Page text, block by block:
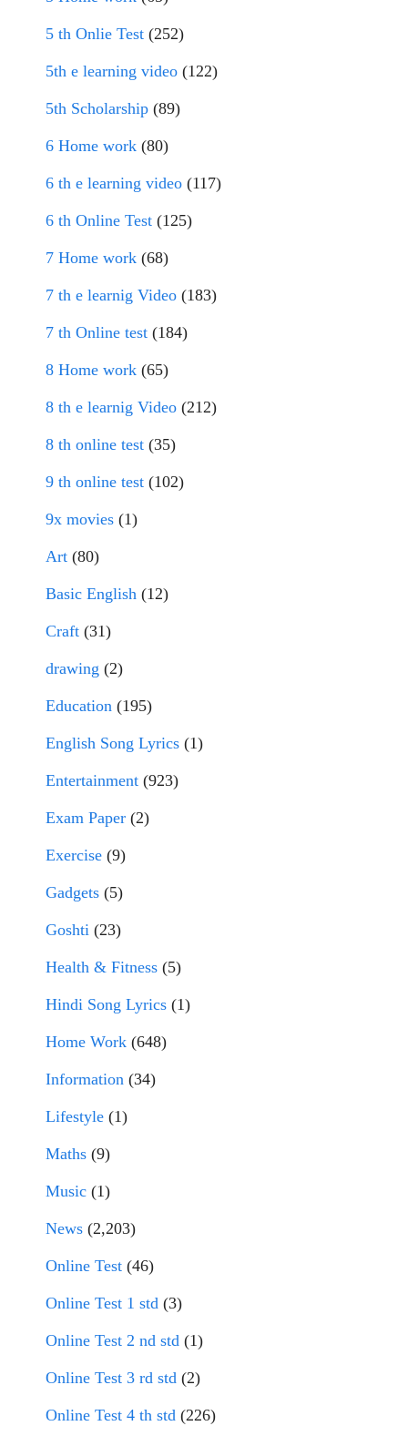
5 th Onlie Test (252)
5th e learning video (122)
5th Scholarship (89)
6 Home work (80)
6 th e learning video (117)
6 th Online Test (125)
7 Home work (68)
7 th e learnig Video (183)
7 th Online test (184)
8 Home work (65)
8 th e learnig Video (212)
8 th online test (35)
9 th online test (102)
9x movies (1)
Art (80)
Basic English (12)
Craft (31)
drawing (2)
Education (195)
English Song Lyrics (1)
Entertainment (923)
Exam Paper (2)
Exercise (9)
Gadgets (5)
Goshti (23)
Health & Fitness (5)
Hindi Song Lyrics (1)
Home Work (648)
Information (34)
Lifestyle (1)
Maths (9)
Music (1)
News (2,203)
Online Test (46)
Online Test 1 std (3)
Online Test 2 nd std (1)
Online Test 3 rd std (2)
Online Test 4 th std (226)